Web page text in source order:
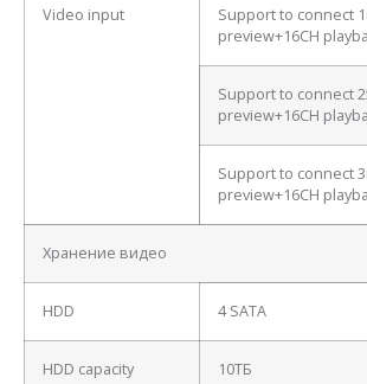
Video input
Support to connect
preview+16CH
Support to connect
preview+16CH
Support to connect
preview+16CH
Хранение видео
HDD 4 SATA
HDD capacity 10ТБ